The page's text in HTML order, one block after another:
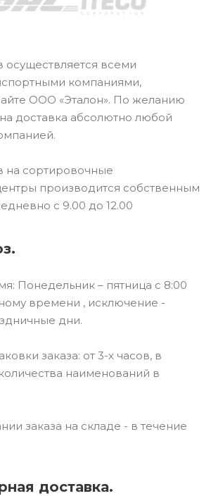
осуществляется всеми
компаниями,
ООО «Эталон». По желанию
доставка абсолютно любой
на сортировочные
производится собственным
с 9.00 до 12.00
Понедельник – пятница с 8:00
времени , исключение -
дни.
заказа: от 3-х часов, в
наименований в
заказа на складе - в течение
доставка.